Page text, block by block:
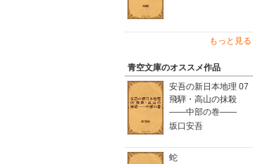
もっと見る
青空文庫のオススメ作品
安吾の新日本地理 07
飛騨・高山の抹殺
――中部の巻――
坂口安吾
蛇